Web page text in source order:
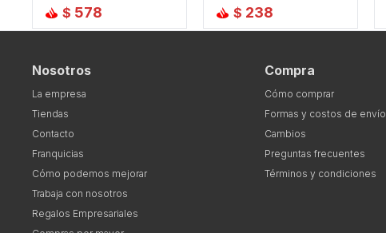
$ 578
$ 238
Nosotros
La empresa
Tiendas
Contacto
Franquicias
Cómo podemos mejorar
Trabaja con nosotros
Regalos Empresariales
Compra
Cómo comprar
Formas y costos de envío
Cambios
Preguntas frecuentes
Términos y condiciones